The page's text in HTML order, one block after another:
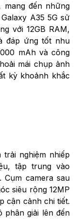
mang đến những
A35 5G sử
với 12GB RAM,
đáp ứng tốt nhu
mAh và công
mái chụp ảnh
kỳ khoảnh khắc
trải nghiệm nhiếp
tập trung vào
Cụm camera sau
siêu rộng 12MP
cận cảnh chi tiết.
phân giải lên đến